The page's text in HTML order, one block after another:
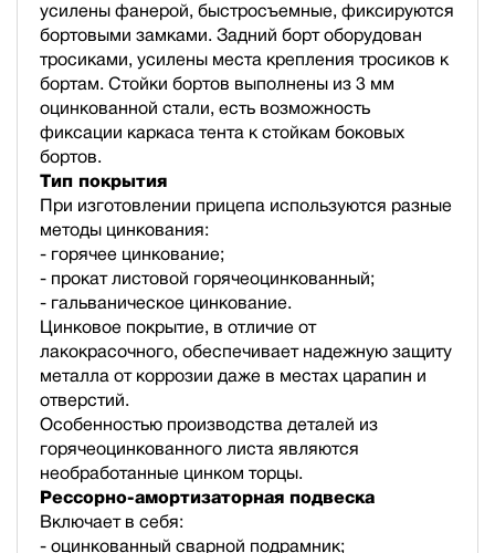
усилены фанерой, быстросъемные, фиксируются
бортовыми замками. Задний борт оборудован
тросиками, усилены места крепления тросиков к
бортам. Стойки бортов выполнены из 3 мм
оцинкованной стали, есть возможность
фиксации каркаса тента к стойкам боковых
бортов.
Тип покрытия
При изготовлении прицепа используются разные
методы цинкования:
- горячее цинкование;
- прокат листовой горячеоцинкованный;
- гальваническое цинкование.
Цинковое покрытие, в отличие от
лакокрасочного, обеспечивает надежную защиту
металла от коррозии даже в местах царапин и
отверстий.
Особенностью производства деталей из
горячеоцинкованного листа являются
необработанные цинком торцы.
Рессорно-амортизаторная подвеска
Включает в себя:
- оцинкованный сварной подрамник;